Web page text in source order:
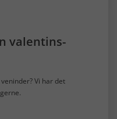
valentins-
Vi har det